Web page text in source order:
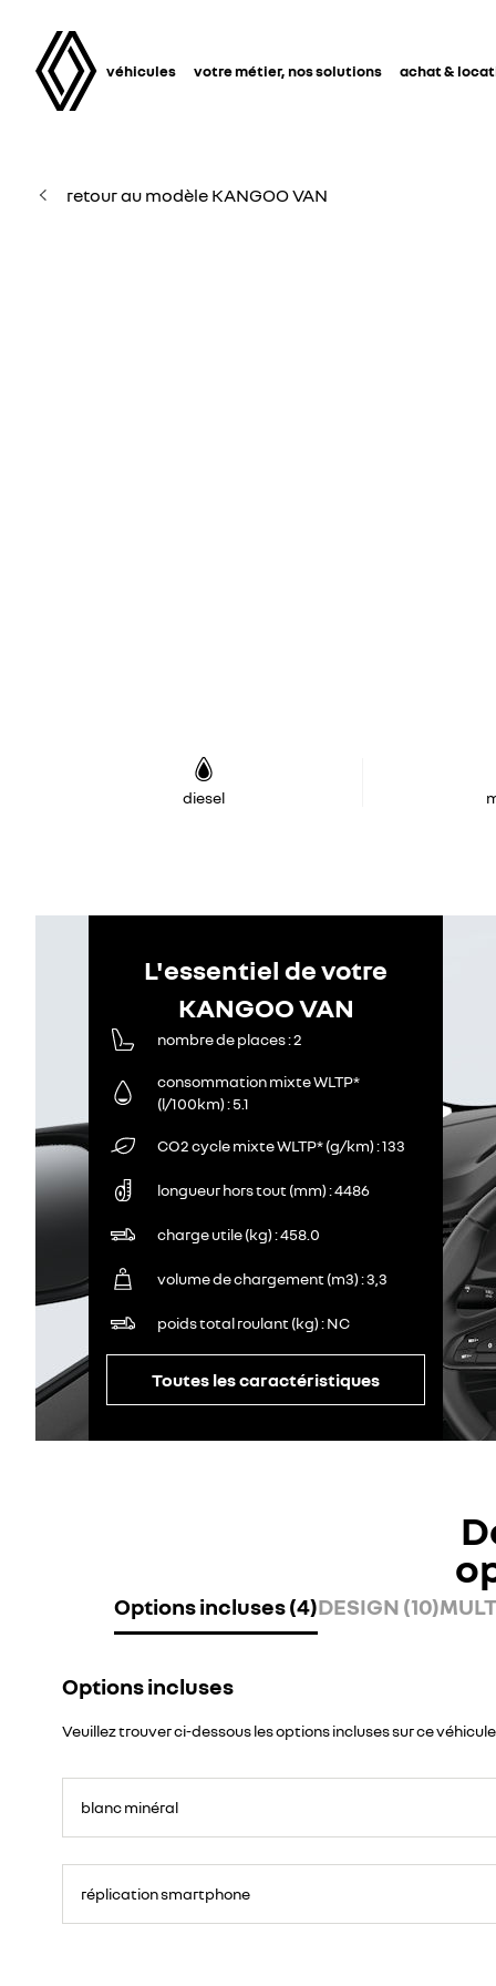
véhicules votre métier, nos solutions achat &
retour au modèle KANGOO VAN
diesel
L'essentiel de votre
KANGOO VAN
nombre de places 2
consommation mixte WLTP*
(l/100km) 5.1
CO2 cycle mixte WLTP* (g/km) 133
longueur hors tout (mm) 4486
charge utile (kg) 458.0
volume de chargement (m3) 3,3
poids total roulant (kg) NC
Toutes les caractéristiques
Options incluses (4)DESIGN (10)
Options incluses
Veuillez trouver ci-dessous les options incluses sur ce véhicule
blanc minéral
réplication smartphone